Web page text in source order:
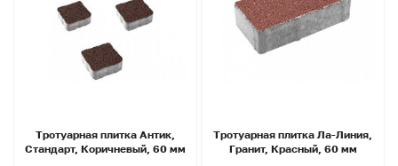
Тротуарная плитка Антик,
Стандарт, Коричневый, 60 мм
Тротуарная плитка Ла-Линия,
Гранит, Красный, 60 мм